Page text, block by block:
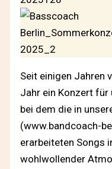
Seit einigen Jahren
Jahr ein Konzert für
bei dem die in
(www.bandcoach-
erarbeiteten Songs
wohlwollender